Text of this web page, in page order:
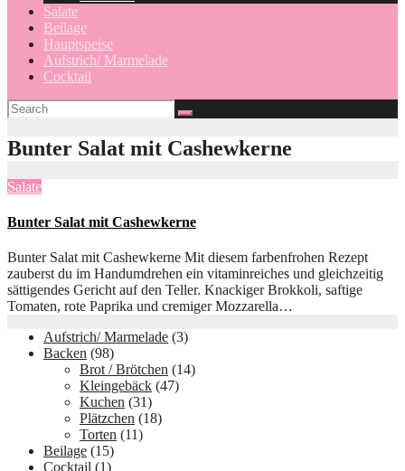
Salate
Beilage
Hauptspeise
Aufstrich/ Marmelade
Cocktail
Bunter Salat mit Cashewkerne
Salate
Bunter Salat mit Cashewkerne
Bunter Salat mit Cashewkerne Mit diesem farbenfrohen Rezept
zauberst du im Handumdrehen ein vitaminreiches und gleichzeitig
sättigendes Gericht auf den Teller. Knackiger Brokkoli, saftige
Tomaten, rote Paprika und cremiger Mozzarella…
Aufstrich/ Marmelade (3)
Backen (98)
Brot / Brötchen (14)
Kleingebäck (47)
Kuchen (31)
Plätzchen (18)
Torten (11)
Beilage (15)
Cocktail (1)